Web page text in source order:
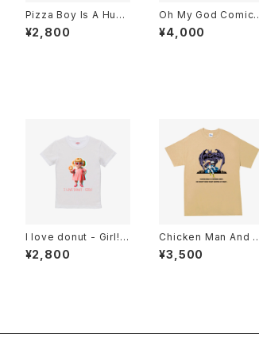
Pizza Boy Is A Hung
ry Hero!! Comics Ki
ds T-Shirts Black
¥2,800
Oh My God Comics
T-Shirts Black
¥4,000
I love donut - Girl! K
ids T-Shirt White
¥2,800
Chicken Man And B
at Vampire Comics
T-Shirts Tan
¥3,500